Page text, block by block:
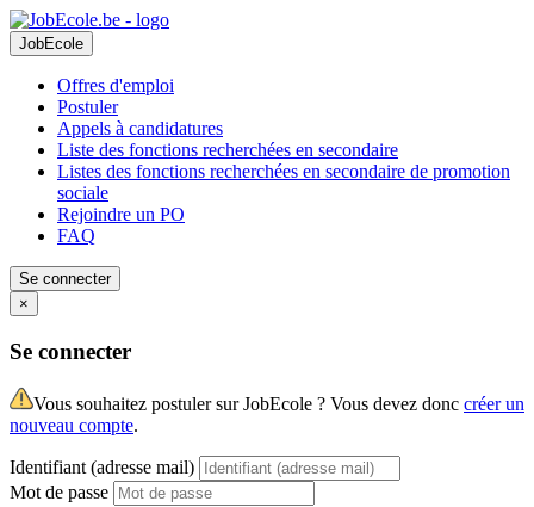
JobEcole
Offres d'emploi
Postuler
Appels à candidatures
Liste des fonctions recherchées en secondaire
Listes des fonctions recherchées en secondaire de promotion
sociale
Rejoindre un PO
FAQ
Se connecter
×
Se connecter
Vous souhaitez postuler sur JobEcole ? Vous devez donc créer un
nouveau compte.
Identifiant (adresse mail)
Mot de passe